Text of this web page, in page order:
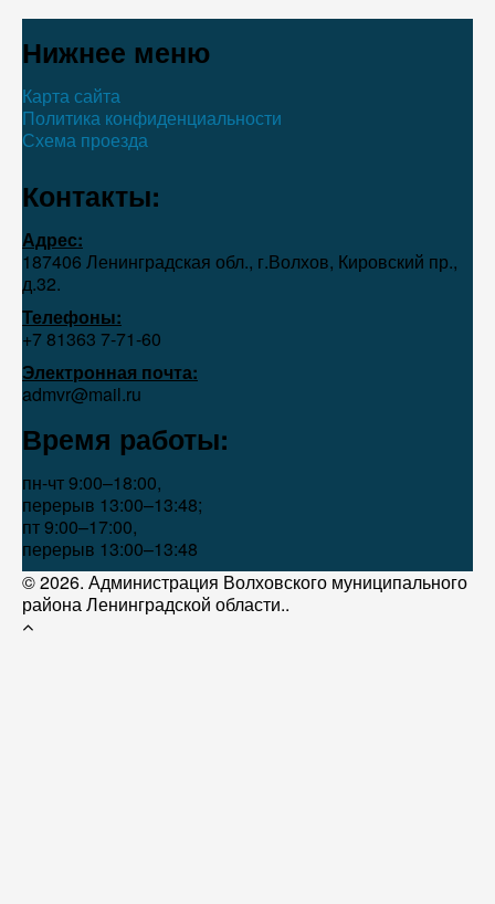
Нижнее меню
Карта сайта
Политика конфиденциальности
Схема проезда
Контакты:
Адрес:
187406 Ленинградская обл., г.Волхов, Кировский пр.,
д.32.
Телефоны:
+7 81363 7‑71-60
Электронная почта:
admvr@mail.ru
Время работы:
пн-чт 9:00–18:00,
перерыв 13:00–13:48;
пт 9:00–17:00,
перерыв 13:00–13:48
© 2026. Администрация Волховского муниципального
района Ленинградской области..